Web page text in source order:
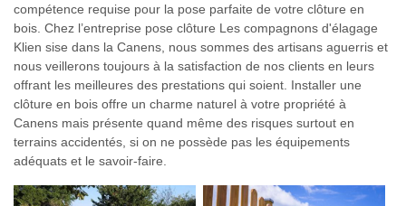
compétence requise pour la pose parfaite de votre clôture en
bois. Chez l’entreprise pose clôture Les compagnons d'élagage
Klien sise dans la Canens, nous sommes des artisans aguerris et
nous veillerons toujours à la satisfaction de nos clients en leurs
offrant les meilleures des prestations qui soient. Installer une
clôture en bois offre un charme naturel à votre propriété à
Canens mais présente quand même des risques surtout en
terrains accidentés, si on ne possède pas les équipements
adéquats et le savoir-faire.